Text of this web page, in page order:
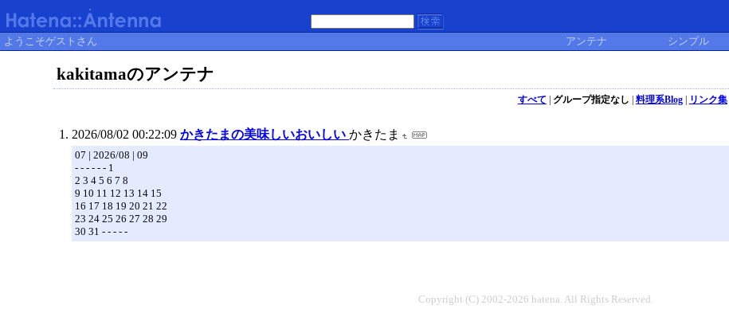
ようこそゲストさん アンテナ シンプル
kakitamaのアンテナ
すべて グループ指定なし 料理系Blog| リンク集|
2026/08/02 00:22:09 かきたまの美味しいおいしい かきたま
07 | 2026/08 | 09
- - - - - - 1
2 3 4 5 6 7 8
9 10 11 12 13 14 15
16 17 18 19 20 21 22
23 24 25 26 27 28 29
30 31 - - - - -
Copyright (C) 2002-2026 hatena. All Rights Reserved.